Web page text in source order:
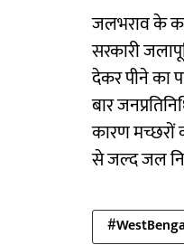
जलभराव के
सरकारी
देकर पीने का
बार
कारण मच्छरों
से जल्द जल